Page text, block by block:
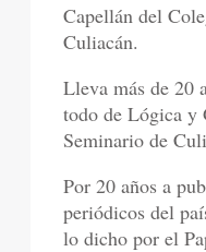
Capellán del
Culiacán.
Lleva más de 20
todo de Lógica y
Seminario de
Por 20 años a
periódicos del
lo dicho por el